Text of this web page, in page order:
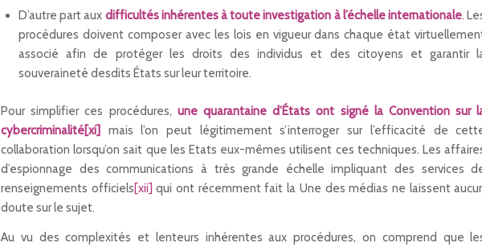
D’autre part aux difficultés inhérentes à toute investigation à l’échelle internationale.
procédures doivent composer avec les lois en vigueur dans chaque état
associé afin de protéger les droits des individus et des citoyens et garantir
souveraineté desdits États sur leur territoire.
Pour simplifier ces procédures, une quarantaine d’États ont signé la Convention sur
cybercriminalité[xi]
mais l’on peut légitimement s’interroger sur l’efficacité de
collaboration lorsqu’on sait que les Etats eux-mêmes utilisent ces techniques. Les
d’espionnage des communications à très grande échelle impliquant des services
renseignements officiels[xii] qui ont récemment fait la Une des médias ne laissent
doute sur le sujet.
Au vu des complexités et lenteurs inhérentes aux procédures, on comprend que